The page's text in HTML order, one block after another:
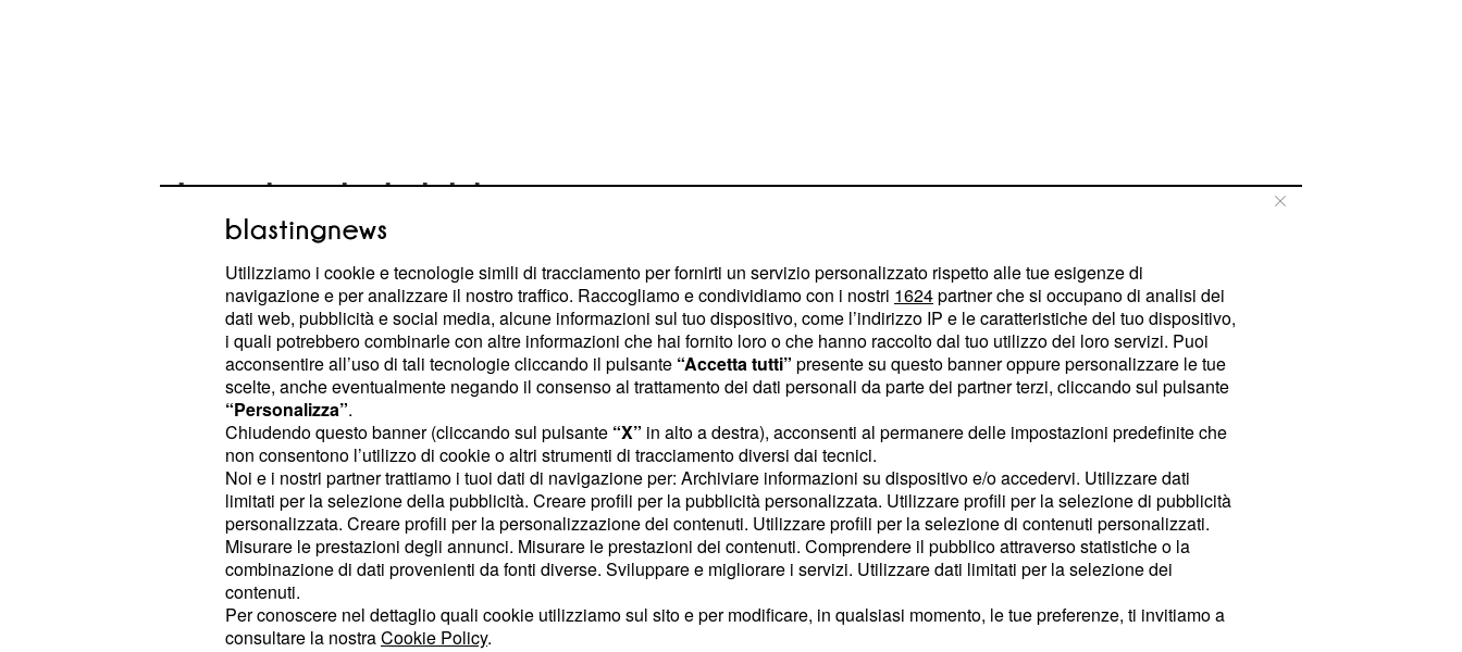
I nuovi particolari del caso
Un destino veramente avverso quello che ha colpito il
giocatore del Cosenza Calcio, Donato Bergamini, detto
Denis. Il calciatore, nato ad Argenta, in provincia di Ferrara,
il 18 settembre 1962, aveva appena 27 anni quando finì
misteriosamente stritolato da un tir in uno dei punti più
angusti e pericolosi della superstrada che percorre tutta la
costa jonica della Calabria. La riesumazione del suo corpo,
avvenuta verso la metà di luglio, ha fatto emergere nuovi
particolari ritenuti fondamentali per la soluzione del caso. Gli
inquirenti hanno potuto finalmenteescludere le ipotesi
suicidio e incidente, per puntare dritti sull’indagine per
omicidio.
Utilizziamo i cookie e tecnologie simili di tracciamento per fornirti un servizio personalizzato rispetto alle tue esigenze di
navigazione e per analizzare il nostro traffico. Raccogliamo e condividiamo con i nostri 1624partner che si occupano di analisi dei
dati web, pubblicità e social media, alcune informazioni sul tuo dispositivo, come l’indirizzo IP e le caratteristiche del tuo dispositivo,
i quali potrebbero combinarle con altre informazioni che hai fornito loro o che hanno raccolto dal tuo utilizzo dei loro servizi. Puoi
acconsentire all’uso di tali tecnologie cliccando il pulsante “Accetta tutti” presente su questo banner oppure personalizzare le tue
scelte, anche eventualmente negando il consenso al trattamento dei dati personali da parte dei partner terzi, cliccando sul pulsante
“Personalizza”.
Chiudendo questo banner (cliccando sul pulsante “X” in alto a destra), acconsenti al permanere delle impostazioni predefinite che
non consentono l’utilizzo di cookie o altri strumenti di tracciamento diversi dai tecnici.
Noi e i nostri partner trattiamo i tuoi dati di navigazione per: Archiviare informazioni su dispositivo e/o accedervi. Utilizzare dati
limitati per la selezione della pubblicità. Creare profili per la pubblicità personalizzata. Utilizzare profili per la selezione di pubblicità
personalizzata. Creare profili per la personalizzazione dei contenuti. Utilizzare profili per la selezione di contenuti personalizzati.
Misurare le prestazioni degli annunci. Misurare le prestazioni dei contenuti. Comprendere il pubblico attraverso statistiche o la
combinazione di dati provenienti da fonti diverse. Sviluppare e migliorare i servizi. Utilizzare dati limitati per la selezione dei
contenuti.
Per conoscere nel dettaglio quali cookie utilizziamo sul sito e per modificare, in qualsiasi momento, le tue preferenze, ti invitiamo a
consultare la nostraCookie Policy.